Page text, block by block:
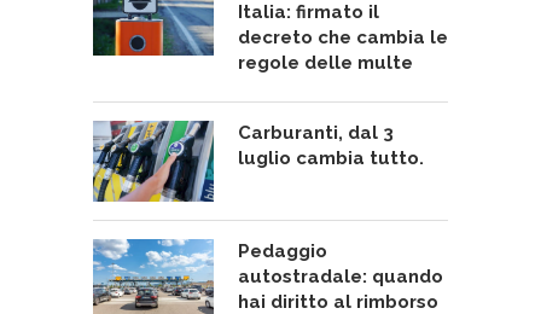
Italia: firmato il
decreto che cambia le
regole delle multe
Carburanti, dal 3
luglio cambia tutto.
Pedaggio
autostradale: quando
hai diritto al rimborso